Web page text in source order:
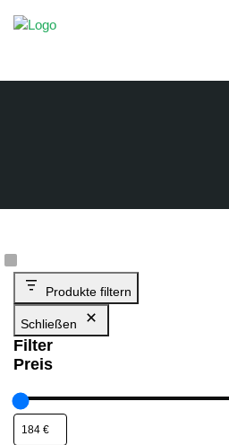
Produkte filtern
Schließen
Filter
Preis